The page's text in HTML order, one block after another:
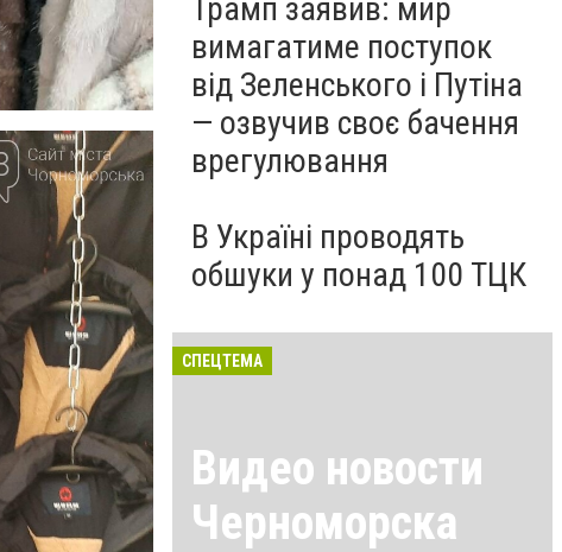
Трамп заявив: мир
вимагатиме поступок
від Зеленського і Путіна
— озвучив своє бачення
врегулювання
В Україні проводять
обшуки у понад 100 ТЦК
СПЕЦТЕМА
Видео новости
Черноморска